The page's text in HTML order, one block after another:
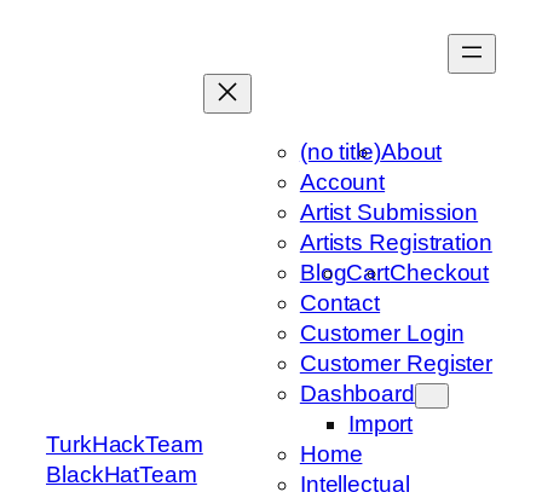
TurkHackTeam
BlackHatTeam
(no title)About
Account
Artist Submission
Artists Registration
BlogCartCheckout
Contact
Customer Login
Customer Register
Dashboard
Import
Home
Intellectual